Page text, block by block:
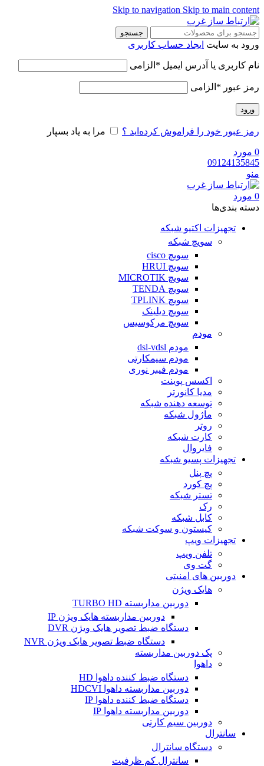
Skip to navigation Skip to main content
جستجو
ورود به سایت ایجاد حساب کاربری
نام کاربری یا آدرس ایمیل * الزامی
رمز عبور * الزامی
ورود
رمز عبور خود را فراموش کرده‌اید ؟ مرا به یاد بسپار
0 مورد
09124135845
منو
0 مورد
دسته‌ بندی‌ها
تجهیزات اکتیو شبکه
سویچ شبکه
سویچ cisco
سویچ HRUI
سویچ MICROTIK
سویچ TENDA
سویچ TPLINK
سویچ دیلینک
سویچ مرکوسیس
مودم
مودم dsl-vdsl
مودم سیمکارتی
مودم فیبر نوری
اکسس پوینت
مدیا کانورتر
توسعه دهنده شبکه
ماژول شبکه
روتر
کارت شبکه
فایروال
تجهیزات پسیو شبکه
پچ پنل
پچ کورد
تستر شبکه
رک
کابل شبکه
کیستون و سوکت شبکه
تجهیزات ویپ
تلفن ویپ
گت وی
دوربین های امنیتی
هایک ویژن
دوربین مداربسته TURBO HD
دوربین مداربسته هایک ویژن IP
دستگاه ضبط تصویر هایک ویژن DVR
دستگاه ضبط تصویر هایک ویژن NVR
پک دوربین مداربسته
داهوا
دستگاه ضبط کننده داهوا HD
دوربین مداربسته داهوا HDCVI
دستگاه ضبط کننده داهوا IP
دوربین مداربسته داهوا IP
دوربین سیم کارتی
سانترال
دستگاه سانترال
سانترال کم ظرفیت